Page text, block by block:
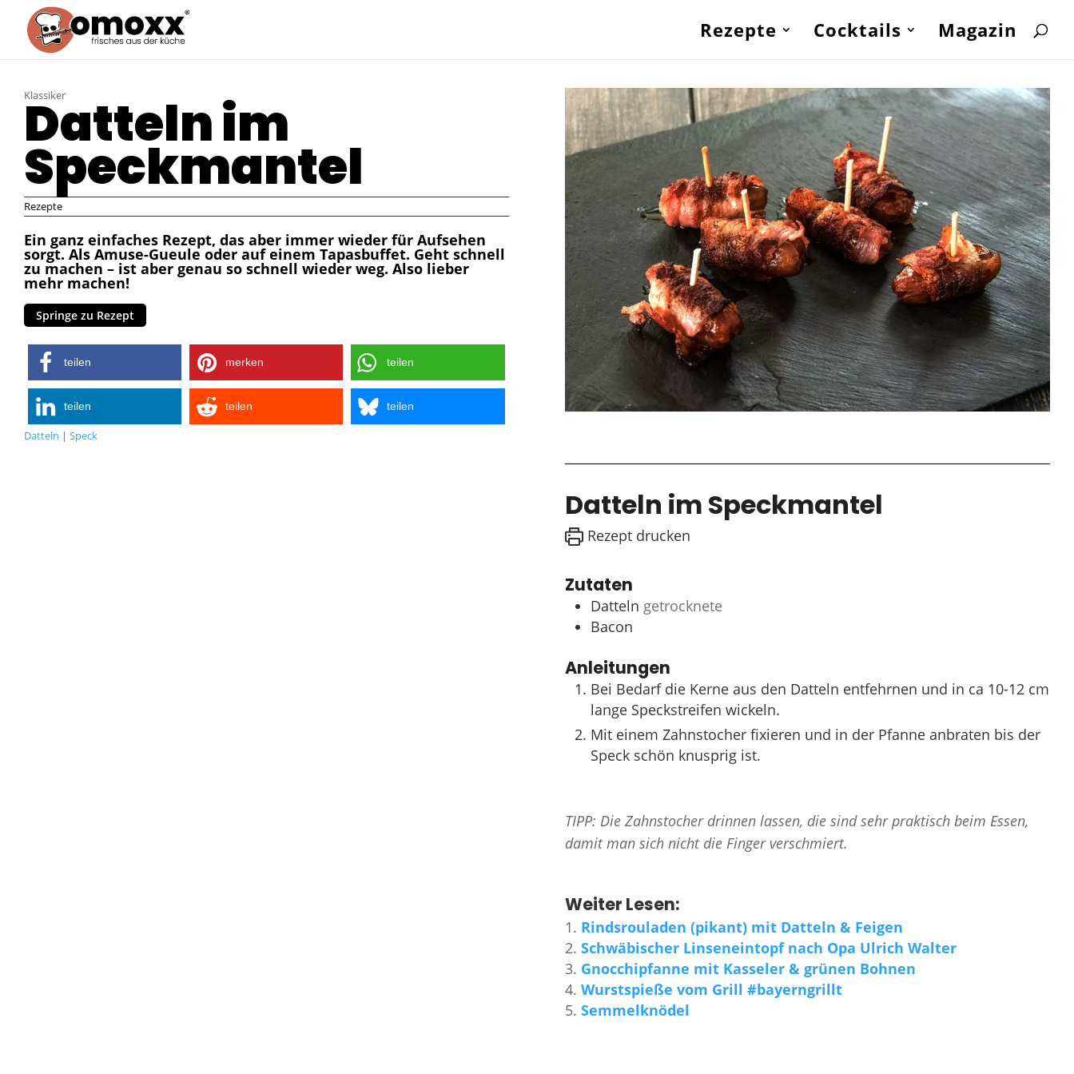
Rezepte Cocktails Magazin
Klassiker
Datteln im
Speckmantel
Rezepte
Ein ganz einfaches Rezept, das aber immer wieder für Aufsehen
sorgt. Als Amuse-Gueule oder auf einem Tapasbuffet. Geht schnell
zu machen – ist aber genau so schnell wieder weg. Also lieber
mehr machen!
Springe zu Rezept
teilen merken teilen
teilen teilen teilen
Datteln | Speck
Datteln im Speckmantel
Rezept drucken
Zutaten
Datteln getrocknete
Bacon
Anleitungen
Bei Bedarf die Kerne aus den Datteln entfehrnen und in ca 10-12 cm
lange Speckstreifen wickeln.
Mit einem Zahnstocher fixieren und in der Pfanne anbraten bis der
Speck schön knusprig ist.
TIPP: Die Zahnstocher drinnen lassen, die sind sehr praktisch beim Essen,
damit man sich nicht die Finger verschmiert.
Weiter Lesen:
Rindsrouladen (pikant) mit Datteln & Feigen
Schwäbischer Linseneintopf nach Opa Ulrich Walter
Gnocchipfanne mit Kasseler & grünen Bohnen
Wurstspieße vom Grill #bayerngrillt
Semmelknödel